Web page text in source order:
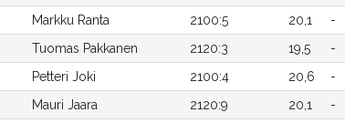
Markku Ranta 2100:5 20,1 -
Tuomas Pakkanen 2120:3 19,5 -
Petteri Joki 2100:4 20,6 -
Mauri Jaara 2120:9 20,1 -